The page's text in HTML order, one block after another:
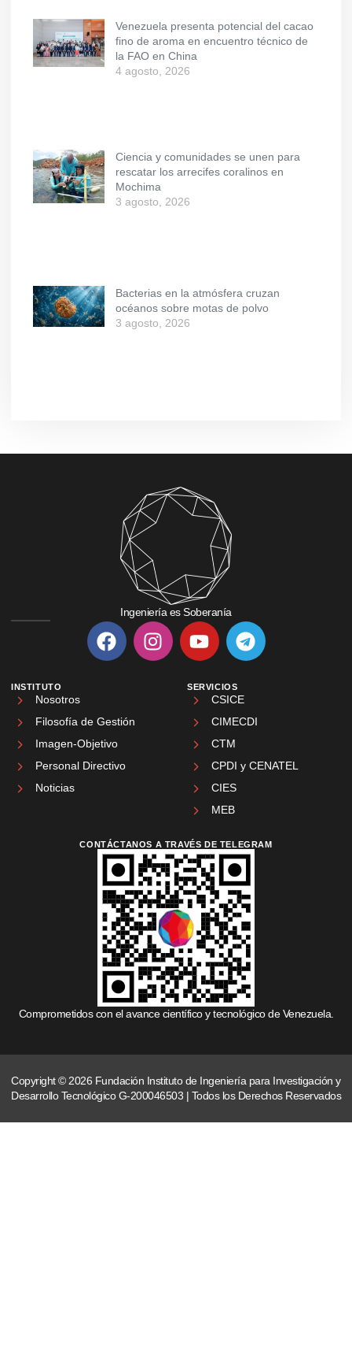
Venezuela presenta potencial del cacao
fino de aroma en encuentro técnico de
la FAO en China
4 agosto, 2026
Ciencia y comunidades se unen para
rescatar los arrecifes coralinos en
Mochima
3 agosto, 2026
Bacterias en la atmósfera cruzan
océanos sobre motas de polvo
3 agosto, 2026
Ingeniería es Soberanía
INSTITUTO
Nosotros
Filosofía de Gestión
Imagen-Objetivo
Personal Directivo
Noticias
SERVICIOS
CSICE
CIMECDI
CTM
CPDI y CENATEL
CIES
MEB
CONTÁCTANOS A TRAVÉS DE TELEGRAM
Comprometidos con el avance científico y tecnológico de Venezuela.
Copyright © 2026 Fundación Instituto de Ingeniería para Investigación y
Desarrollo Tecnológico G-200046503 | Todos los Derechos Reservados